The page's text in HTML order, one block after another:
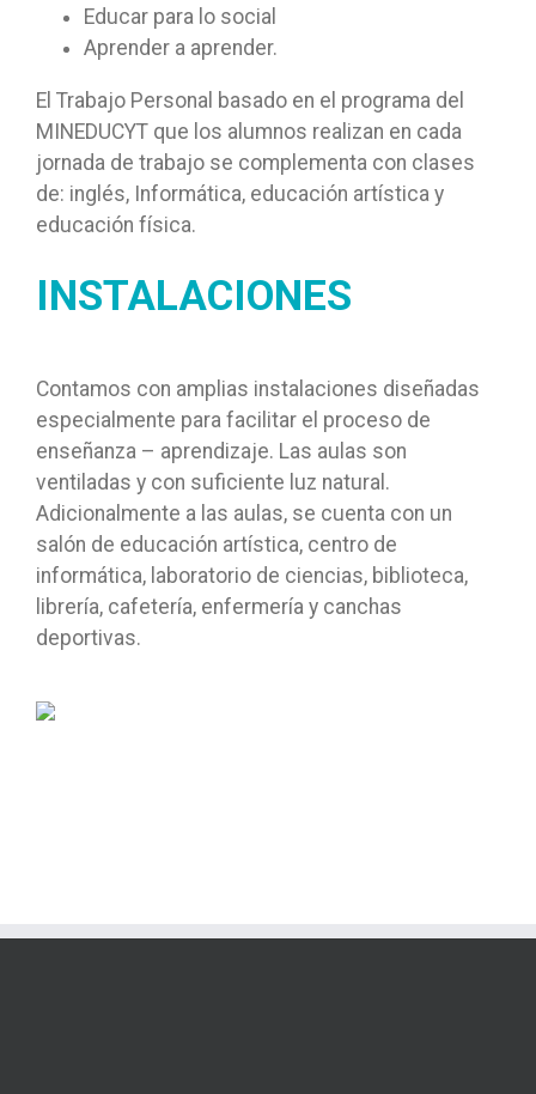
Educar para lo social
Aprender a aprender.
El Trabajo Personal basado en el programa del
MINEDUCYT que los alumnos realizan en cada
jornada de trabajo se complementa con clases
de: inglés, Informática, educación artística y
educación física.
INSTALACIONES
Contamos con amplias instalaciones diseñadas
especialmente para facilitar el proceso de
enseñanza – aprendizaje. Las aulas son
ventiladas y con suficiente luz natural.
Adicionalmente a las aulas, se cuenta con un
salón de educación artística, centro de
informática, laboratorio de ciencias, biblioteca,
librería, cafetería, enfermería y canchas
deportivas.